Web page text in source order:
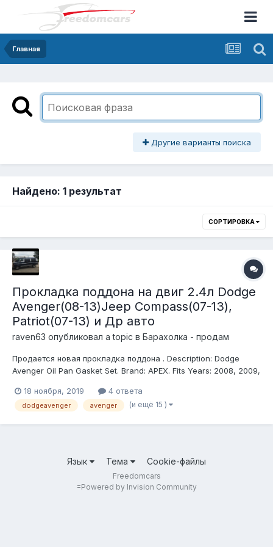
Главная
Другие варианты поиска
Найдено: 1 результат
СОРТИРОВКА
Прокладка поддона на двиг 2.4л Dodge
Avenger(08-13)Jeep Compass(07-13),
Рatriot(07-13) и Др авто
raven63 опубликовал a topic в Барахолка - продам
Продается новая прокладка поддона . Description: Dodge
Avenger Oil Pan Gasket Set. Brand: APEX. Fits Years: 2008, 2009,
Gasket Set Прокладка поддона картера на Додж Авенгер 08-
11 год .В наличии. Подходит на многие модели авто...
18 ноября, 2019 4 ответа
dodgeavenger avenger (и ещё 15 )
Язык Тема Cookie-файлы
Freedomcars
=Powered by Invision Community